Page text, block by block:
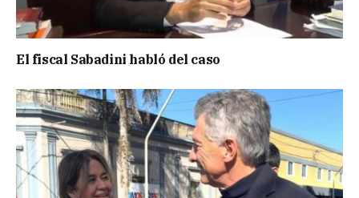
El fiscal Sabadini habló del caso